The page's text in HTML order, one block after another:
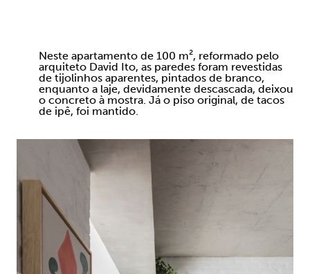
Neste apartamento de 100 m², reformado pelo
arquiteto David Ito, as paredes foram revestidas
de tijolinhos aparentes, pintados de branco,
enquanto a laje, devidamente descascada, deixou
o concreto à mostra. Já o piso original, de tacos
de ipê, foi mantido.